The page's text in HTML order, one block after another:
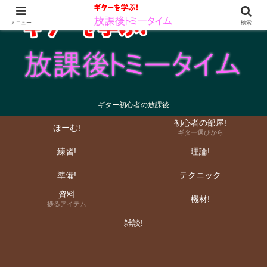
ギター初心者の放課後
ほーむ! 初心者の部屋!
ギター選びから
練習! 理論!
準備!
テクニック
資料
捗るアイテム 機材!
雑談!
メニュー 検索